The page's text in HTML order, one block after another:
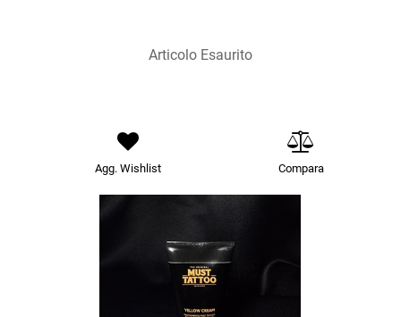
Articolo Esaurito
Agg. Wishlist Compara